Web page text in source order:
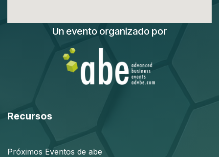
Un evento organizado por
Recursos
Próximos Eventos de abe